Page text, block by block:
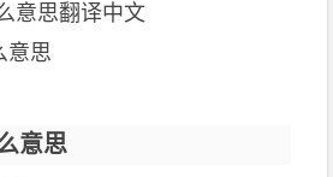
意思翻译中文
意思
意思